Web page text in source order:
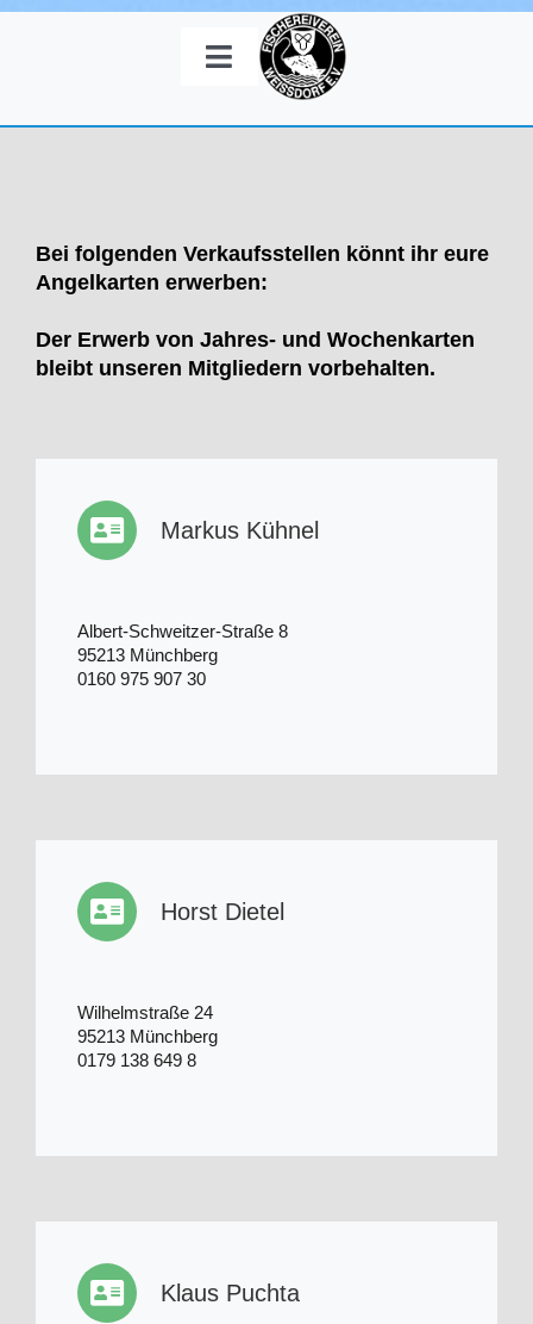
Zum
Toggle
Navigation
Mitgliedschaft
Angelgewässer
Galerie
Kontakt
Bei folgenden Verkaufsstellen könnt ihr eure
Angelkarten erwerben:
Der Erwerb von Jahres- und Wochenkarten
bleibt unseren Mitgliedern vorbehalten.
Markus Kühnel
Albert-Schweitzer-Straße 8
95213 Münchberg
0160 975 907 30
Horst Dietel
Wilhelmstraße 24
95213 Münchberg
0179 138 649 8
Klaus Puchta